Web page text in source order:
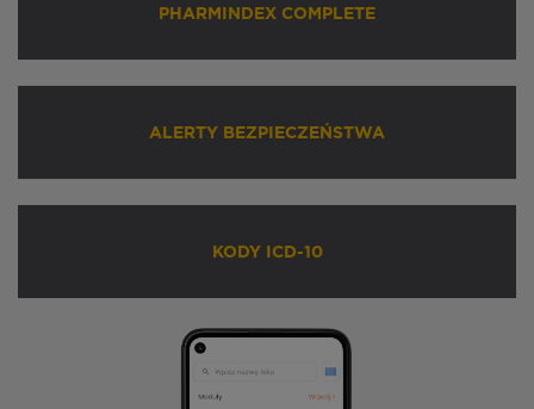
PHARMINDEX COMPLETE
ALERTY BEZPIECZEŃSTWA
KODY ICD-10